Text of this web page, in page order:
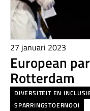
27 januari 2023
European
Rotterdam
DIVERSITEIT EN
SPARRINGSTOERNOOI